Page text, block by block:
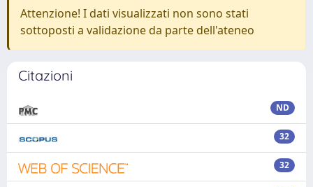
Attenzione! I dati visualizzati non sono stati
sottoposti a validazione da parte dell'ateneo
Citazioni
ND
32
32